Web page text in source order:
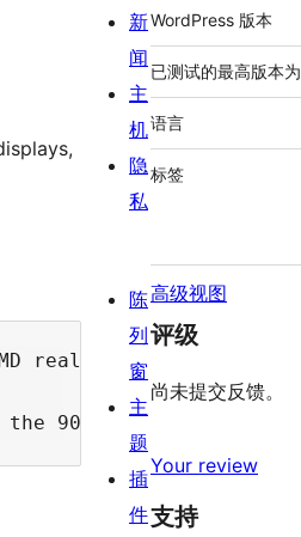
real estate.
WordPress 版本
已测试的最高版本为
语言
标签
高级视图
评级
尚未提交反馈。
Your review
支持
新
闻
主
机
隐
私
陈
列
窗
主
题
插
件